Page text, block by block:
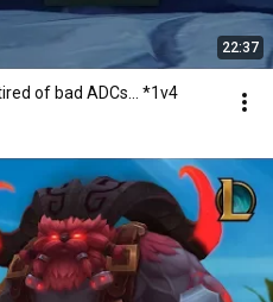
22:37
of bad ADCs... *1v4